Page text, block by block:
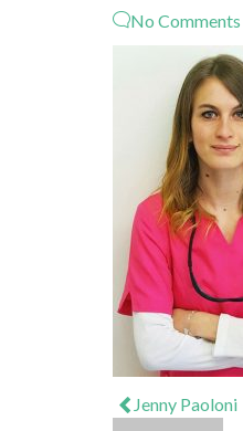
No Comments
Jenny Paoloni